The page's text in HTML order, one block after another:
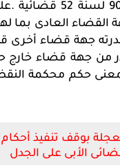
العادى بما
جهة قضاء أخرى
من جهة قضاء خارج
بوقف تنفيذ
الأبى على الجدل